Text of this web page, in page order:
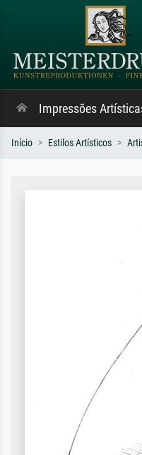
Impressões
Início Estilos Artísticos